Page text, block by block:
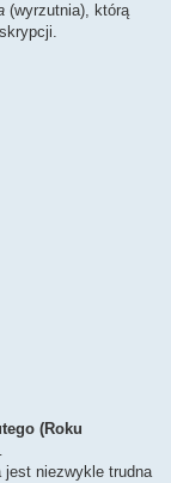
(wyrzutnia), którą
(Roku
jest niezwykle trudna